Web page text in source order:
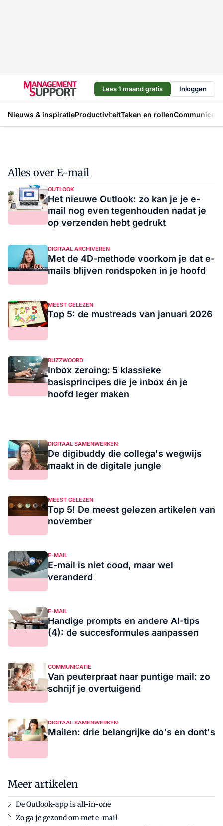
Lees 1 maand gratis Inloggen
Nieuws & inspiratieProductiviteitTaken en rollen
Alles over E-mail
OUTLOOK
Het nieuwe Outlook: zo kan je je e-
mail nog even tegenhouden nadat je
op verzenden hebt gedrukt
DIGITAAL ARCHIVEREN
Met de 4D-methode voorkom je dat e-
mails blijven rondspoken in je hoofd
MEEST GELEZEN
Top 5: de mustreads van januari 2026
BUZZWOORD
Inbox zeroing: 5 klassieke
basisprincipes die je inbox én je
hoofd leger maken
DIGITAAL SAMENWERKEN
De digibuddy die collega's wegwijs
maakt in de digitale jungle
MEEST GELEZEN
Top 5! De meest gelezen artikelen van
november
E-MAIL
E-mail is niet dood, maar wel
veranderd
E-MAIL
Handige prompts en andere AI-tips
(4): de succesformules aanpassen
COMMUNICATIE
Van peuterpraat naar puntige mail: zo
schrijf je overtuigend
DIGITAAL SAMENWERKEN
Mailen: drie belangrijke do's en dont's
Meer artikelen
De Outlook-app is all-in-one
Zo ga je gezond om met e-mail